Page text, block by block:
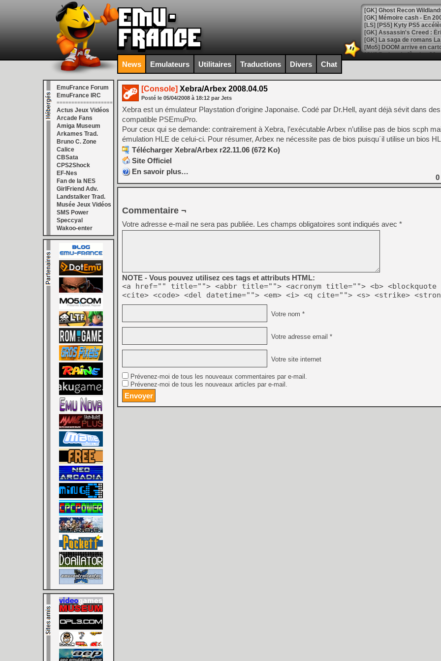
[Mo5] DOOM arrive en
[GK] Bethesda fête les 30
[GK] Roblox : l'action en
[GK] Agenda - GeForce
[LS] [PS5] ps5-y2jb-
[GK] Pourquoi Marvel
[GK] Test : Restory : Chill
[GK] GTA 6 : Rockstar
[GK] Hot Wheels Infinite
[GK] Mémoire cash -
[GK] Résultats Nintendo :
[GK] Déjà des
[Mo5] Brickboy cherche à
[GK] Minecraft et ses «
[GK] Beast of
[GK] Ubisoft : fin de partie
[GK] Mémoire cash -
[GK] Dan Houser (GTA)
[GK] Comment EA Sports
[GK] Crimson Moon : un
[GK] Isle of Reveries : le
[GK] Moonlighter 2 : The
[GK] Capcom relance
[Mo5] Deux inédits du
[GK] Le beat'em up The
[GK] Endless Legend 2 :
[LS] [PS5] Le WebKit
News Emulateurs Utilitaires Traductions Divers Chat
EmuFrance Forum
EmuFrance IRC
===================
Actus Jeux Vidéos
Arcade Fans
Amiga Museum
Arkames Trad.
Bruno C. Zone
Calice
CBSata
CPS2Shock
EF-Nes
Fan de la NES
GirlFriend Adv.
Landstalker Trad.
Musée Jeux Vidéos
SMS Power
Speccyal
Wakoo-enter
[Console] Xebra/Arbex 2008.04.05
Posté le 05/04/2008 à 18:12 par Jets
Xebra est un émulateur Playstation d’origine Japonaise. Codé par Dr.Hell, ayant déjà sévit dans
compatible PSEmuPro.
Pour ceux qui se demande: contrairement à Xebra, l’exécutable Arbex n’utilise pas de bios scph
émulation HLE de celui-ci. Pour résumer, Arbex ne nécessite pas de bios puisqu´il utilise un bios
Télécharger Xebra/Arbex r22.11.06 (672 Ko)
Site Officiel
En savoir plus…
0
Commentaire ¬
Votre adresse e-mail ne sera pas publiée. Les champs obligatoires sont indiqués avec *
NOTE - Vous pouvez utilisez ces tags et attributs HTML:
<a href="" title=""> <abbr title=""> <acronym title=""> <b> <blockquote
<cite> <code> <del datetime=""> <em> <i> <q cite=""> <s> <strike>
Votre nom *
Votre adresse email *
Votre site internet
Prévenez-moi de tous les nouveaux commentaires par e-mail.
Prévenez-moi de tous les nouveaux articles par e-mail.